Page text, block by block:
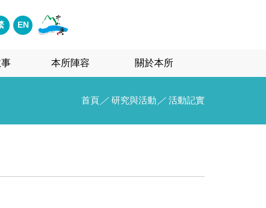
EN
本所陣容 關於本所
首頁 ／ 研究與活動 ／ 活動記實